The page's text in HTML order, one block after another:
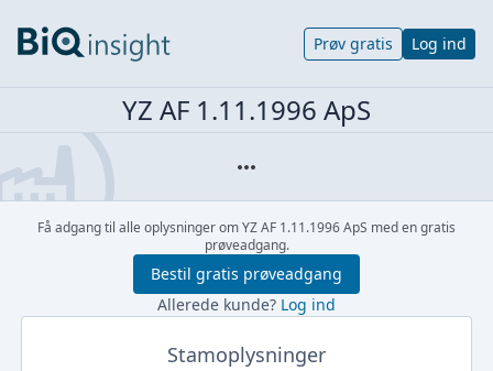
Prøv gratis Log ind
YZ AF 1.11.1996 ApS
Få adgang til alle oplysninger om YZ AF 1.11.1996 ApS med en gratis
prøveadgang.
Bestil gratis prøveadgang
Allerede kunde? Log ind
Stamoplysninger